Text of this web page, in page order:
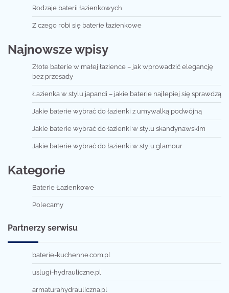
Rodzaje baterii łazienkowych
Z czego robi się baterie łazienkowe
Najnowsze wpisy
Złote baterie w małej łazience – jak wprowadzić elegancję
bez przesady
Łazienka w stylu japandi – jakie baterie najlepiej się sprawdzą
Jakie baterie wybrać do łazienki z umywalką podwójną
Jakie baterie wybrać do łazienki w stylu skandynawskim
Jakie baterie wybrać do łazienki w stylu glamour
Kategorie
Baterie Łazienkowe
Polecamy
Partnerzy serwisu
baterie-kuchenne.com.pl
uslugi-hydrauliczne.pl
armaturahydrauliczna.pl